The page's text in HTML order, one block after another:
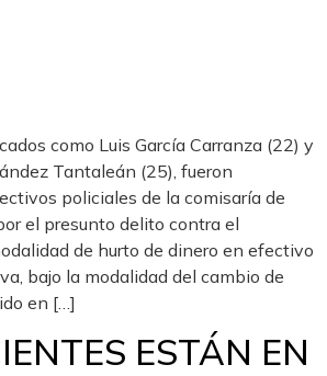
como Luis García Carranza (22) y
Tantaleán (25), fueron
policiales de la comisaría de
el presunto delito contra el
de hurto de dinero en efectivo
bajo la modalidad del cambio de
en […]
ESTÁN EN